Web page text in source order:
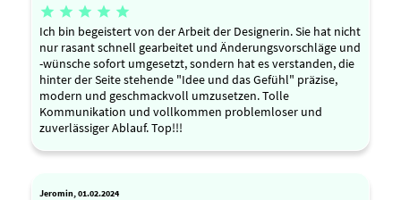
    
Ich bin begeistert von der Arbeit der Designerin. Sie hat nicht
nur rasant schnell gearbeitet und Änderungsvorschläge und
-wünsche sofort umgesetzt, sondern hat es verstanden, die
hinter der Seite stehende "Idee und das Gefühl" präzise,
modern und geschmackvoll umzusetzen. Tolle
Kommunikation und vollkommen problemloser und
zuverlässiger Ablauf. Top!!!
Jeromin, 01.02.2024